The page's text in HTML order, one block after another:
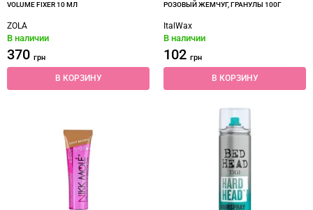
VOLUME FIXER 10 МЛ
ZOLA
В наличии
370 грн
В КОРЗИНУ
РОЗОВЫЙ ЖЕМЧУГ, ГРАНУЛЫ 100Г
ItalWax
В наличии
102 грн
В КОРЗИНУ